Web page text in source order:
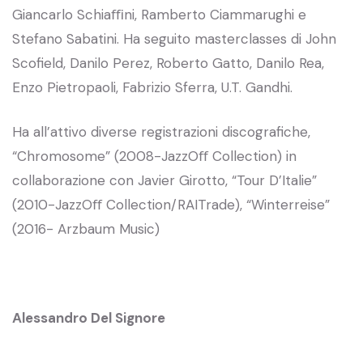
Giancarlo Schiaﬃni, Ramberto Ciammarughi e
Stefano Sabatini. Ha seguito masterclasses di John
Scofield, Danilo Perez, Roberto Gatto, Danilo Rea,
Enzo Pietropaoli, Fabrizio Sferra, U.T. Gandhi.
Ha all’attivo diverse registrazioni discografiche,
“Chromosome” (2008-JazzOﬀ Collection) in
collaborazione con Javier Girotto, “Tour D’Italie”
(2010-JazzOﬀ Collection/RAITrade), “Winterreise”
(2016- Arzbaum Music)
Alessandro Del Signore